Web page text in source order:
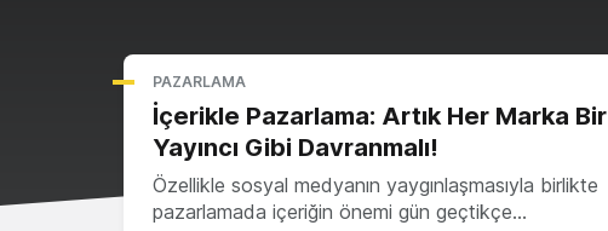
PAZARLAMA
İçerikle Pazarlama: Artık Her Marka Bir
Yayıncı Gibi Davranmalı!
Özellikle sosyal medyanın yaygınlaşmasıyla birlikte
pazarlamada içeriğin önemi gün geçtikçe…